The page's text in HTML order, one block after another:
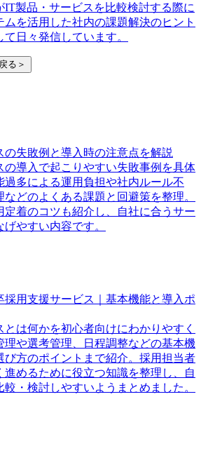
IT製品・サービスを比較検討する際に
を活用した社内の課題解決のヒント
日々発信しています。
る＞
の失敗例と導入時の注意点を解説
の導入で起こりやすい失敗事例を具体
過多による運用負担や社内ルール不
どのよくある課題と回避策を整理。
定着のコツも紹介し、自社に合うサー
やすい内容です。
採用支援サービス｜基本機能と導入ポ
は何かを初心者向けにわかりやすく
理や選考管理、日程調整などの基本機
び方のポイントまで紹介。採用担当者
進めるために役立つ知識を整理し、自
・検討しやすいようまとめました。